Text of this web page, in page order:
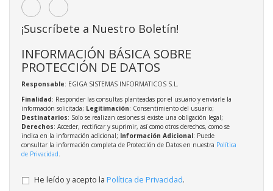
¡Suscríbete a Nuestro Boletín!
INFORMACIÓN BÁSICA SOBRE
PROTECCIÓN DE DATOS
Responsable: EGIGA SISTEMAS INFORMATICOS S.L.
Finalidad: Responder las consultas planteadas por el usuario y enviarle la
información solicitada; Legitimación: Consentimiento del usuario;
Destinatarios: Solo se realizan cesiones si existe una obligación legal;
Derechos: Acceder, rectificar y suprimir, así como otros derechos, como se
indica en la información adicional; Información Adicional: Puede
consultar la información completa de Protección de Datos en nuestra Política
de Privacidad
He leído y acepto la Política de Privacidad.